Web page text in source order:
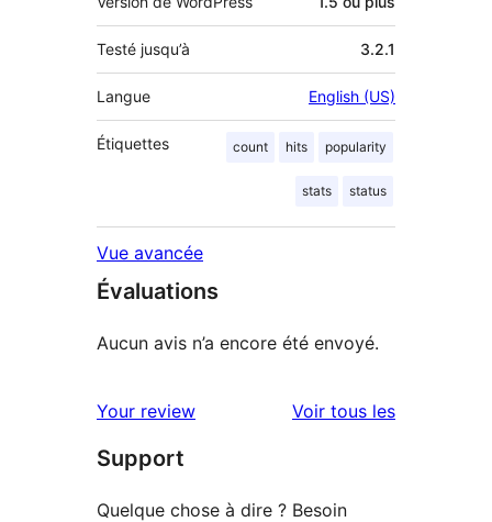
Testé jusqu’à 3.2.1
Langue English (US)
Étiquettes count hits popularity
stats status
Vue avancée
Évaluations
Aucun avis n’a encore été envoyé.
Your review Voir tous lesavis
Support
Quelque chose à dire ? Besoin